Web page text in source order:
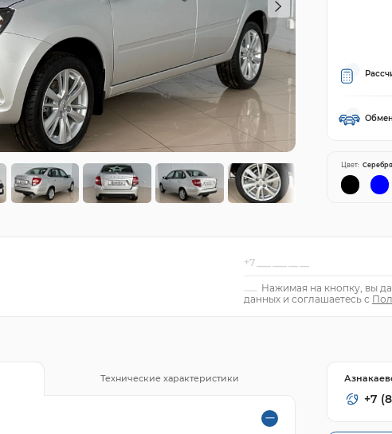
Цвет:
Нажимая на кнопку, вы
данных и соглашаетесь с
Технические характеристики
+7